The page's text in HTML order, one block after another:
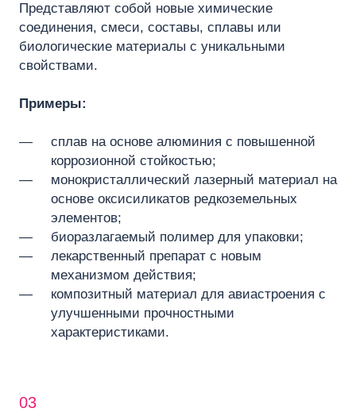
Представляют собой новые химические
соединения, смеси, составы, сплавы или
биологические материалы с уникальными
свойствами.
Примеры:
сплав на основе алюминия с повышенной
коррозионной стойкостью;
монокристаллический лазерный материал на
основе оксисиликатов редкоземельных
элементов;
биоразлагаемый полимер для упаковки;
лекарственный препарат с новым
механизмом действия;
композитный материал для авиастроения с
улучшенными прочностными
характеристиками.
03